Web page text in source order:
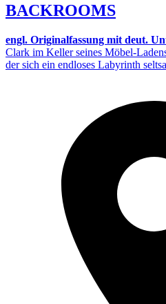
BACKROOMS
engl. Originalfassung mit deut.
Clark im Keller seines Möbel-
der sich ein endloses Labyrinth